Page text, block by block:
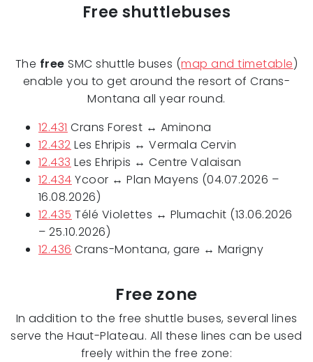
Free shuttlebuses
The free SMC shuttle buses (map and timetable)
enable you to get around the resort of Crans-
Montana all year round.
12.431 Crans Forest ↔ Aminona
12.432 Les Ehripis ↔ Vermala Cervin
12.433 Les Ehripis ↔ Centre Valaisan
12.434 Ycoor ↔ Plan Mayens (04.07.2026 –
16.08.2026)
12.435 Télé Violettes ↔ Plumachit (13.06.2026
– 25.10.2026)
12.436 Crans-Montana, gare ↔ Marigny
Free zone
In addition to the free shuttle buses, several lines
serve the Haut-Plateau. All these lines can be used
freely within the free zone: